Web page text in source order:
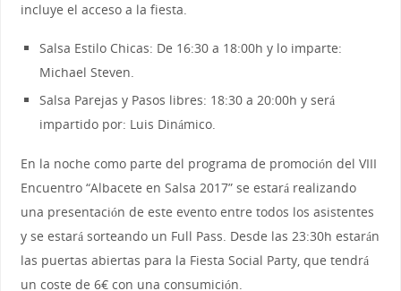
incluye el acceso a la fiesta.
Salsa Estilo Chicas: De 16:30 a 18:00h y lo imparte:
Michael Steven.
Salsa Parejas y Pasos libres: 18:30 a 20:00h y será
impartido por: Luis Dinámico.
En la noche como parte del programa de promoción del VIII
Encuentro “Albacete en Salsa 2017” se estará realizando
una presentación de este evento entre todos los asistentes
y se estará sorteando un Full Pass. Desde las 23:30h estarán
las puertas abiertas para la Fiesta Social Party, que tendrá
un coste de 6€ con una consumición.